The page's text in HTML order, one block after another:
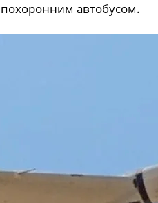
похоронним автобусом.